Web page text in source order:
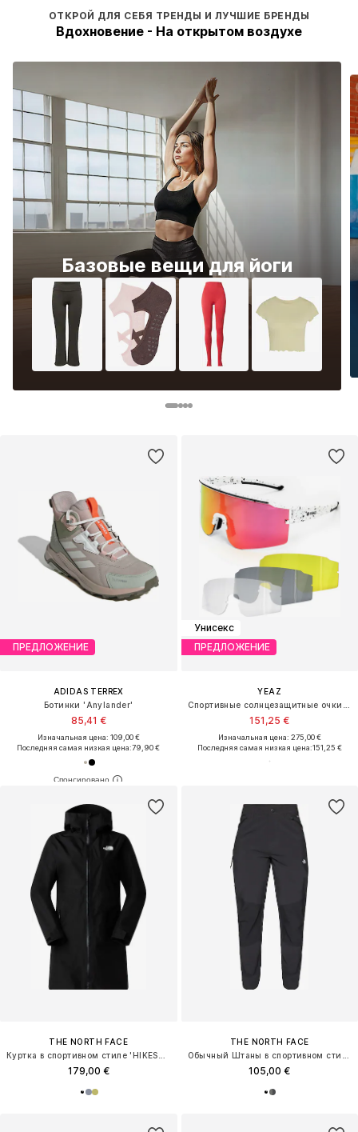
ОТКРОЙ ДЛЯ СЕБЯ ТРЕНДЫ И ЛУЧШИЕ БРЕНДЫ
Вдохновение - На открытом воздухе
Базовые вещи для йоги
ПРЕДЛОЖЕНИЕ
ADIDAS TERREX
Ботинки 'Anylander'
85,41 €
Изначальная цена: 109,00 €
Последняя самая низкая цена:79,90 €
Унисекс
ПРЕДЛОЖЕНИЕ
YEAZ
151,25 €
Изначальная цена: 275,00 €
Последняя самая низкая цена:151,25 €
THE NORTH FACE
179,00 €
THE NORTH FACE
105,00 €